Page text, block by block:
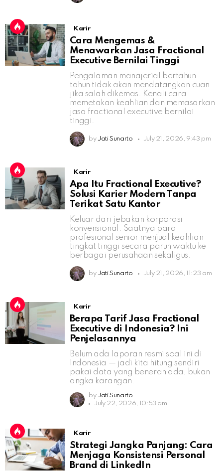
Karir
Cara Mengemas &
Menawarkan Jasa Fractional
Executive Bernilai Tinggi
Pengalaman manajerial bertahun-
tahun tidak akan mendatangkan cuan
jika salah dikemas. Kenali cara
memetakan keahlian dan memasarkan
jasa fractional executive bernilai
tinggi.
by Jati Sunarto July 21, 2026, 9:43 pm
Karir
Apa Itu Fractional Executive?
Solusi Karier Modern Tanpa
Terikat Satu Kantor
Keluar dari jebakan korporasi
konvensional. Saatnya para
profesional senior menjual keahlian
tingkat tinggi secara paruh waktu ke
berbagai perusahaan sekaligus.
by Jati Sunarto July 21, 2026, 11:23 am
Karir
Berapa Tarif Jasa Fractional
Executive di Indonesia? Ini
Penjelasannya
Belum ada laporan resmi soal ini di
Indonesia — jadi kita hitung sendiri
pakai data yang beneran ada, bukan
angka karangan.
by Jati Sunarto
July 22, 2026, 10:53 am
Karir
Strategi Jangka Panjang: Cara
Menjaga Konsistensi Personal
Brand di LinkedIn